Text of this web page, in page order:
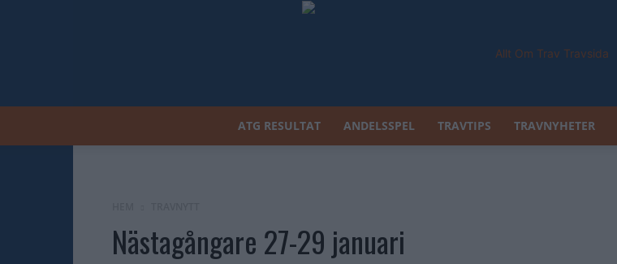
ATG RESULTAT ANDELSSPEL TRAVTIPS TRAVNYHETER
Nästagångare 27-29 januari